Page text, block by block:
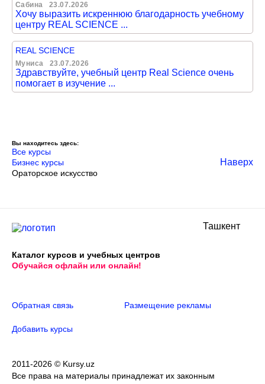
Сабина 23.07.2026
Хочу выразить искреннюю благодарность учебному
центру REAL SCIENCE ...
REAL SCIENCE
Муниса 23.07.2026
Здравствуйте, учебный центр Real Science очень
помогает в изучение ...
Вы находитесь здесь:
Все курсы
Бизнес курсы
Ораторское искусство
Наверх
Ташкент
Каталог курсов и учебных центров
Обучайся офлайн или онлайн!
Обратная связь Размещение рекламы
Добавить курсы
2011-2026 © Kursy.uz
Все права на материалы принадлежат их законным